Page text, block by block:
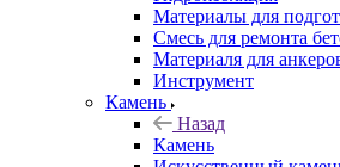
Материалы для
Смесь для ремонта
Материаля для
Инструмент
Камень
Назад
Камень